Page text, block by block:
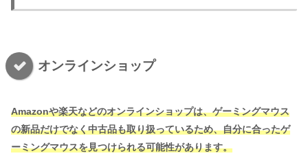
オンラインショップ
Amazonや楽天などのオンラインショップは、ゲーミングマウス
の新品だけでなく中古品も取り扱っているため、自分に合ったゲ
ーミングマウスを見つけられる可能性があります。